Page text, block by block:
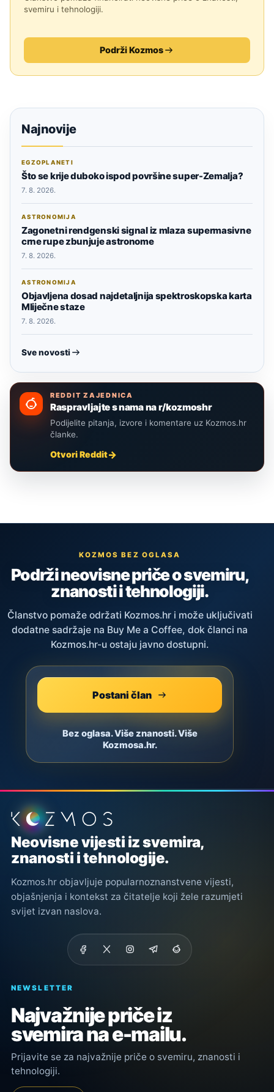
svemiru i tehnologiji.
Podrži Kozmos
Najnovije
EGZOPLANETI
Što se krije duboko ispod površine super-Zemalja?
7. 8. 2026.
ASTRONOMIJA
Zagonetni rendgenski signal iz mlaza supermasivne
crne rupe zbunjuje astronome
7. 8. 2026.
ASTRONOMIJA
Objavljena dosad najdetaljnija spektroskopska karta
Mliječne staze
7. 8. 2026.
Sve novosti
REDDIT ZAJEDNICA
Raspravljajte s nama na r/kozmoshr
Podijelite pitanja, izvore i komentare uz Kozmos.hr
članke.
Otvori Reddit
KOZMOS BEZ OGLASA
Podrži neovisne priče o svemiru,
znanosti i tehnologiji.
Članstvo pomaže održati Kozmos.hr i može uključivati
dodatne sadržaje na Buy Me a Coffee, dok članci na
Kozmos.hr-u ostaju javno dostupni.
Postani član
Bez oglasa. Više znanosti. Više
Kozmosa.hr.
Podnožje stranice
Neovisne vijesti iz svemira,
znanosti i tehnologije.
Kozmos.hr objavljuje popularnoznanstvene vijesti,
objašnjenja i kontekst za čitatelje koji žele razumjeti
svijet izvan naslova.
NEWSLETTER
Najvažnije priče iz
svemira na e-mailu.
Prijavite se za najvažnije priče o svemiru, znanosti i
tehnologiji.